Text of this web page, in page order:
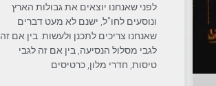
לפני שאנחנו יוצאים את גבולות הארץ
ונוסעים לחו"ל, ישנם לא מעט דברים
שאנחנו צריכים לתכנן ולעשות. בין אם זה
לגבי מסלול הנסיעה, בין אם זה לגבי
טיסות, חדרי מלון, כרטיסים